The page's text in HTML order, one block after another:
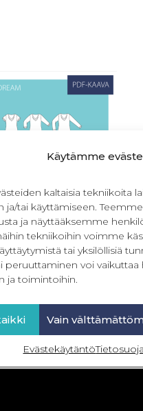
Käytämme
kaltaisia tekniikoita
ja/tai käyttämiseen.
ja näyttääksemme
tekniikoihin voimme
tai yksilöllisiä
peruuttaminen voi vaikuttaa
ja toimintoihin.
Vain
Evästekäytäntö
Dream 32-56
€ – 16,90€ Sis. ALV
vaihtoehdoista